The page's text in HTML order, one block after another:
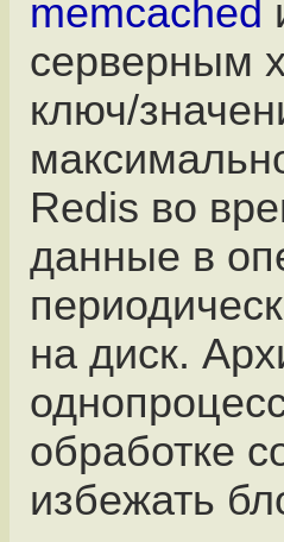
memcached
серверным
ключ/
Redis во
данные в
на диск.
обработке
избежать